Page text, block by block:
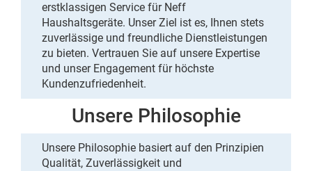
erstklassigen Service für Neff
Haushaltsgeräte. Unser Ziel ist es, Ihnen stets
zuverlässige und freundliche Dienstleistungen
zu bieten. Vertrauen Sie auf unsere Expertise
und unser Engagement für höchste
Kundenzufriedenheit.
Unsere Philosophie
Unsere Philosophie basiert auf den Prinzipien
Qualität, Zuverlässigkeit und